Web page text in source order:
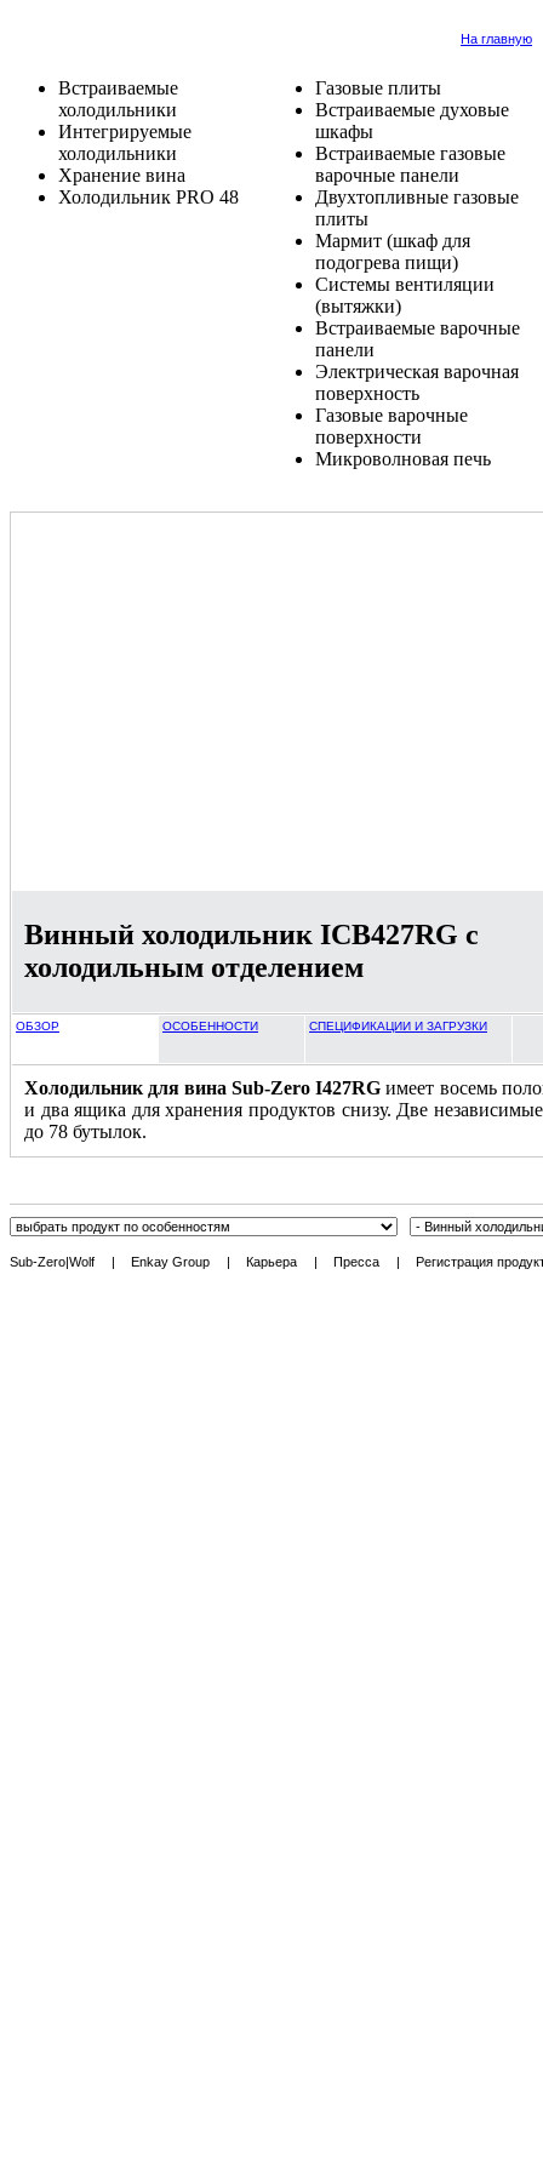
На главную
Встраиваемые
холодильники
Интегрируемые
холодильники
Хранение вина
Холодильник PRO 48
Газовые плиты
Встраиваемые духовые
шкафы
Встраиваемые газовые
варочные панели
Двухтопливные газовые
плиты
Мармит (шкаф для
подогрева пищи)
Системы вентиляции
(вытяжки)
Встраиваемые варочные
панели
Электрическая варочная
поверхность
Газовые варочные
поверхности
Микроволновая печь
Винный холодильник ICB427RG с
холодильным отделением
ОБЗОР ОСОБЕННОСТИ СПЕЦИФИКАЦИИ И ЗАГРУЗКИ
Холодильник для вина Sub-Zero I427RG имеет восемь
и два ящика для хранения продуктов снизу. Две
до 78 бутылок.
Sub-Zero|Wolf | Enkay Group | Карьера | Пресса | Регистрация